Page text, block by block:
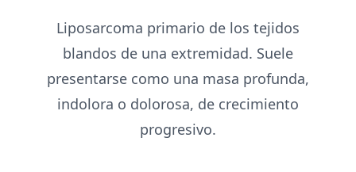
Liposarcoma primario de los tejidos
blandos de una extremidad. Suele
presentarse como una masa profunda,
indolora o dolorosa, de crecimiento
progresivo.